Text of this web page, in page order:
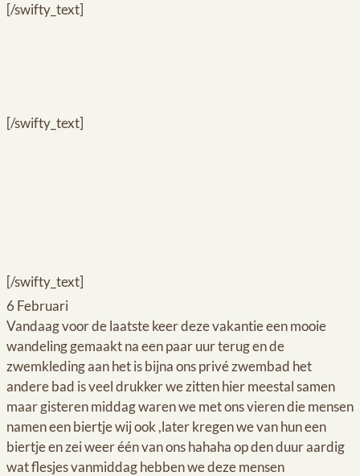
[/swifty_text]
[/swifty_text]
[/swifty_text]
6 Februari
Vandaag voor de laatste keer deze vakantie een mooie
wandeling gemaakt na een paar uur terug en de
zwemkleding aan het is bijna ons privé zwembad het
andere bad is veel drukker we zitten hier meestal samen
maar gisteren middag waren we met ons vieren die mensen
namen een biertje wij ook ,later kregen we van hun een
biertje en zei weer één van ons hahaha op den duur aardig
wat flesjes vanmiddag hebben we deze mensen